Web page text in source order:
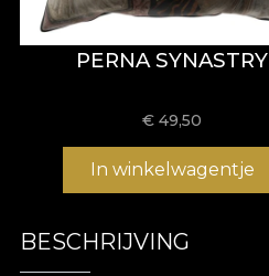
PERNA SYNASTRY
€49,50
In winkelwagentje
BESCHRIJVING